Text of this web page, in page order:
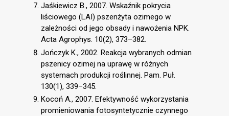
Jaśkiewicz B., 2007. Wskaźnik pokrycia
liściowego (LAI) pszenżyta ozimego w
zależności od jego obsady i nawożenia NPK.
Acta Agrophys. 10(2), 373–382.
Jończyk K., 2002. Reakcja wybranych odmian
pszenicy ozimej na uprawę w różnych
systemach produkcji roślinnej. Pam. Puł.
130(1), 339–345.
Kocoń A., 2007. Efektywność wykorzystania
promieniowania fotosyntetycznie czynnego